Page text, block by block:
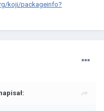
koji/packageinfo?